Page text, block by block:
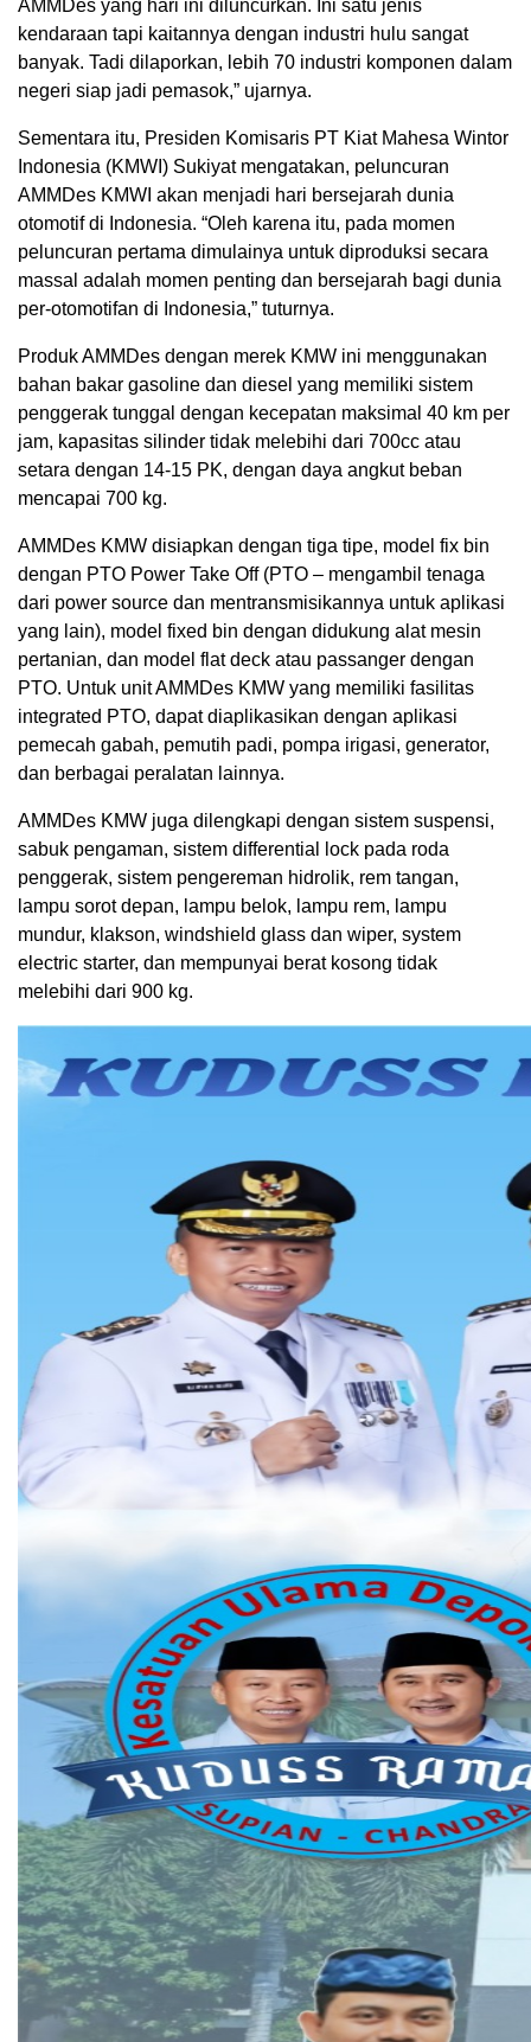
AMMDes yang hari ini diluncurkan. Ini satu jenis
kendaraan tapi kaitannya dengan industri hulu sangat
banyak. Tadi dilaporkan, lebih 70 industri komponen dalam
negeri siap jadi pemasok,” ujarnya.
Sementara itu, Presiden Komisaris PT Kiat Mahesa Wintor
Indonesia (KMWI) Sukiyat mengatakan, peluncuran
AMMDes KMWI akan menjadi hari bersejarah dunia
otomotif di Indonesia. “Oleh karena itu, pada momen
peluncuran pertama dimulainya untuk diproduksi secara
massal adalah momen penting dan bersejarah bagi dunia
per-otomotifan di Indonesia,” tuturnya.
Produk AMMDes dengan merek KMW ini menggunakan
bahan bakar gasoline dan diesel yang memiliki sistem
penggerak tunggal dengan kecepatan maksimal 40 km per
jam, kapasitas silinder tidak melebihi dari 700cc atau
setara dengan 14-15 PK, dengan daya angkut beban
mencapai 700 kg.
AMMDes KMW disiapkan dengan tiga tipe, model fix bin
dengan PTO Power Take Off (PTO – mengambil tenaga
dari power source dan mentransmisikannya untuk aplikasi
yang lain), model fixed bin dengan didukung alat mesin
pertanian, dan model flat deck atau passanger dengan
PTO. Untuk unit AMMDes KMW yang memiliki fasilitas
integrated PTO, dapat diaplikasikan dengan aplikasi
pemecah gabah, pemutih padi, pompa irigasi, generator,
dan berbagai peralatan lainnya.
AMMDes KMW juga dilengkapi dengan sistem suspensi,
sabuk pengaman, sistem differential lock pada roda
penggerak, sistem pengereman hidrolik, rem tangan,
lampu sorot depan, lampu belok, lampu rem, lampu
mundur, klakson, windshield glass dan wiper, system
electric starter, dan mempunyai berat kosong tidak
melebihi dari 900 kg.